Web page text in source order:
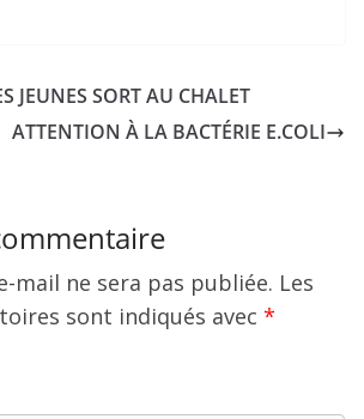
JEUNES SORT AU CHALET
ATTENTION À LA BACTÉRIE E.COLI
mail ne sera pas publiée. Les
sont indiqués avec *